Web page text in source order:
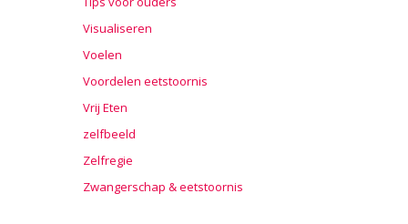
Visualiseren
Voelen
Voordelen eetstoornis
Vrij Eten
zelfbeeld
Zelfregie
Zwangerschap & eetstoornis